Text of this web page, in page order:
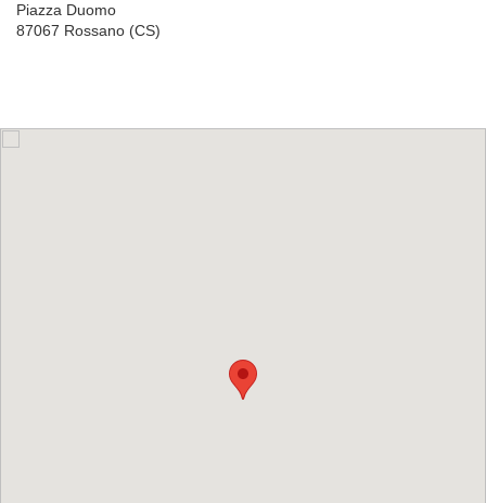
Piazza Duomo
87067 Rossano (CS)